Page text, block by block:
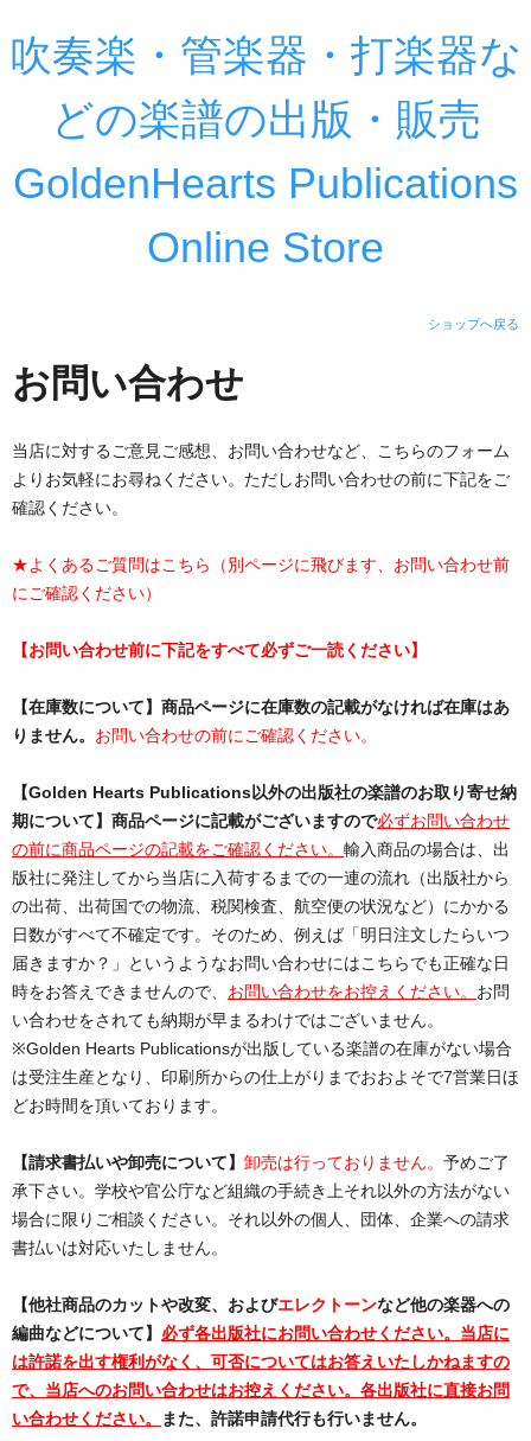
吹奏楽・管楽器・打楽器な
どの楽譜の出版・販売
GoldenHearts Publications
Online Store
ショップへ戻る
お問い合わせ
当店に対するご意見ご感想、お問い合わせなど、こちらのフォーム
よりお気軽にお尋ねください。ただしお問い合わせの前に下記をご
確認ください。
★よくあるご質問はこちら（別ページに飛びます、お問い合わせ前
にご確認ください）
【お問い合わせ前に下記をすべて必ずご一読ください】
【在庫数について】商品ページに在庫数の記載がなければ在庫はあ
りません。 お問い合わせの前にご確認ください。
【Golden Hearts Publications以外の出版社の楽譜のお取り寄せ納
期について】商品ページに記載がございますので必ずお問い合わせ
の前に商品ページの記載をご確認ください。 輸入商品の場合は、出
版社に発注してから当店に入荷するまでの一連の流れ（出版社から
の出荷、出荷国での物流、税関検査、航空便の状況など）にかかる
日数がすべて不確定です。そのため、例えば「明日注文したらいつ
届きますか？」というようなお問い合わせにはこちらでも正確な日
時をお答えできませんので、 お問い合わせをお控えください。 お問
い合わせをされても納期が早まるわけではございません。
※Golden Hearts Publicationsが出版している楽譜の在庫がない場合
は受注生産となり、印刷所からの仕上がりまでおおよそで7営業日ほ
どお時間を頂いております。
【請求書払いや卸売について】 卸売は行っておりません。 予めご了
承下さい。学校や官公庁など組織の手続き上それ以外の方法がない
場合に限りご相談ください。それ以外の個人、団体、企業への請求
書払いは対応いたしません。
【他社商品のカットや改変、およびエレクトーンなど他の楽器への
編曲などについて】 必ず各出版社にお問い合わせください。当店に
は許諾を出す権利がなく、可否についてはお答えいたしかねますの
で、当店へのお問い合わせはお控えください。各出版社に直接お問
い合わせください。
また、許諾申請代行も行いません。